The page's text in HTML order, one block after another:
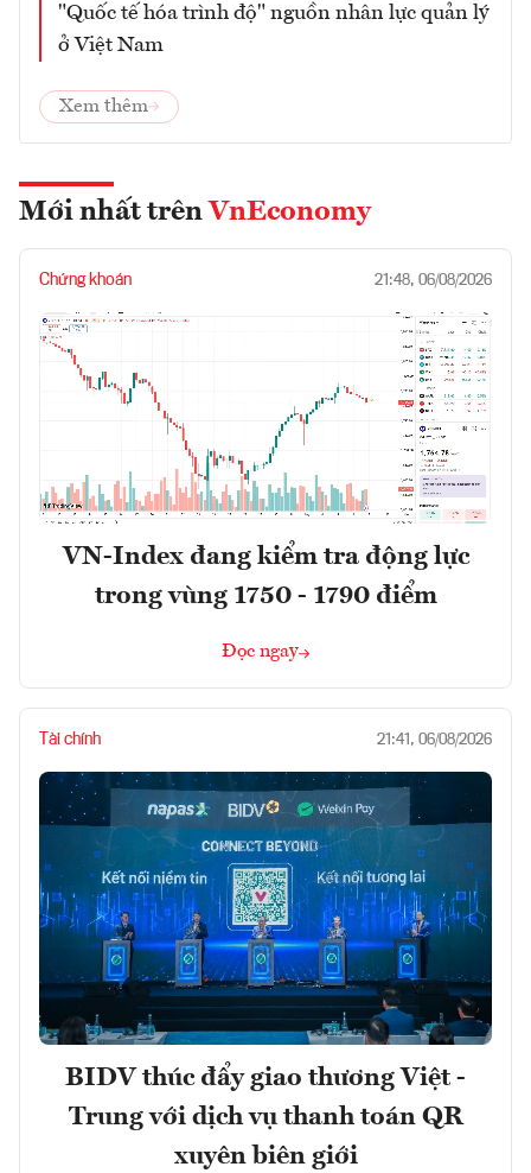
"Quốc tế hóa trình độ" nguồn nhân lực quản lý
ở Việt Nam
Xem thêm
Mới nhất trên VnEconomy
Chứng khoán 21:48, 06/08/2026
VN-Index đang kiểm tra động lực
trong vùng 1750 - 1790 điểm
Đọc ngay
Tài chính 21:41, 06/08/2026
BIDV thúc đẩy giao thương Việt -
Trung với dịch vụ thanh toán QR
xuyên biên giới